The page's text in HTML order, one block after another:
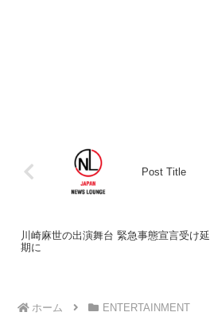
Post Title
川崎麻世の出演舞台 緊急事態宣言受け延
期に
ホーム ENTERTAINMENT